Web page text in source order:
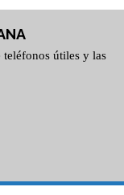
teléfonos útiles y las